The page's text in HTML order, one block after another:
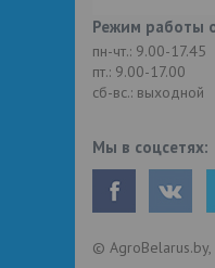
Режим работы
пн-чт.: 9.00-17.45
пт.: 9.00-17.00
сб-вс.: выходной
Мы в соцсетях:
©